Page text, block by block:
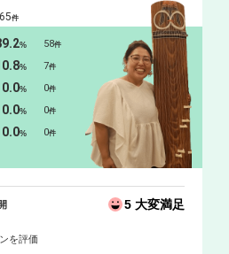
65件
% 58件
% 7件
0.0% 0件
0.0% 0件
0.0% 0件
5 大変満足
を評価